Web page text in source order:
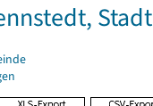
Stadt